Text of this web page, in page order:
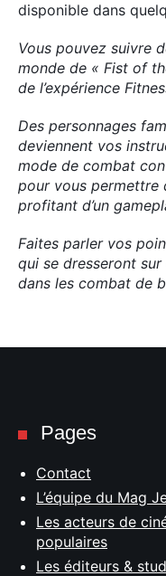
disponible dans
Vous pouvez suivre
monde de « Fist of
de l’expérience
Des personnages
deviennent vos
mode de combat
pour vous permettre
profitant d’un
Faites parler vos
qui se dresseront
dans les combat de
Pages
Contact
L’équipe du Mag
Les acteurs de
populaires
Les éditeurs &